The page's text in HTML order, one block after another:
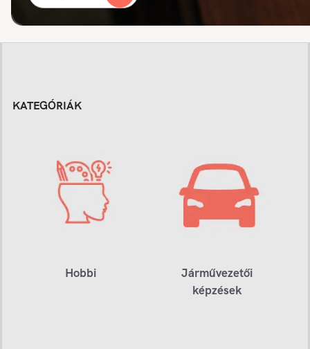
KATEGÓRIÁK
Hobbi
Járművezetői
képzések